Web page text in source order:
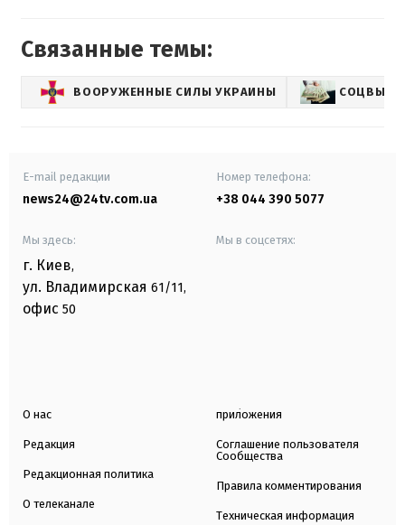
Связанные темы:
ВООРУЖЕННЫЕ СИЛЫ УКРАИНЫ
E-mail редакции
news24@24tv.com.ua
Номер телефона:
+38 044 390 5077
Мы здесь:
г. Киев,
ул. Владимирская 61/11,
офис 50
Мы в соцсетях:
О нас
Редакция
Редакционная политика
О телеканале
приложения
Соглашение пользователя
Сообщества
Правила комментирования
Техническая информация